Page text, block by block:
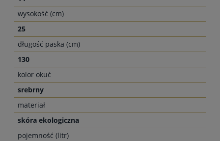
wysokość (cm)
25
długość paska (cm)
130
kolor okuć
srebrny
materiał
skóra ekologiczna
pojemność (litr)